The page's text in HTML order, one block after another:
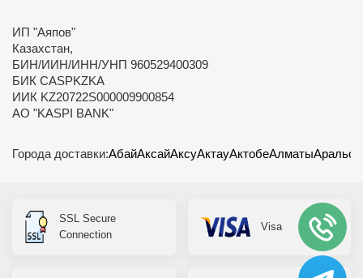
ИП "Аяпов"
Казахстан,
БИН/ИИН/ИНН/УНП 960529400309
БИК CASPKZKA
ИИК KZ20722S000009900854
АО "KASPI BANK"
Города доставки:АбайАксайАксуАктауАктобеАлматыАральск
SSL Secure
Connection
Visa